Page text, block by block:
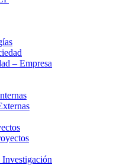
– Empresa
Investigación